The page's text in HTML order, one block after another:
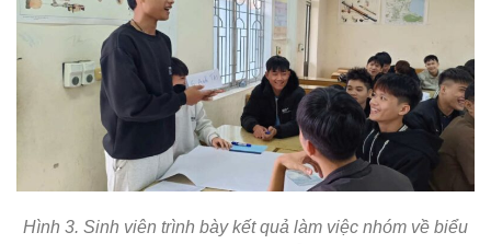
Hình 3. Sinh viên trình bày kết quả làm việc nhóm về biểu